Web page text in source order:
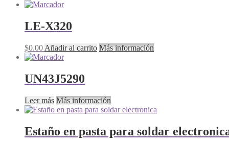
LE-X320
$0.00 Añadir al carrito Más información
UN43J5290
Leer más Más información
Estaño en pasta para soldar